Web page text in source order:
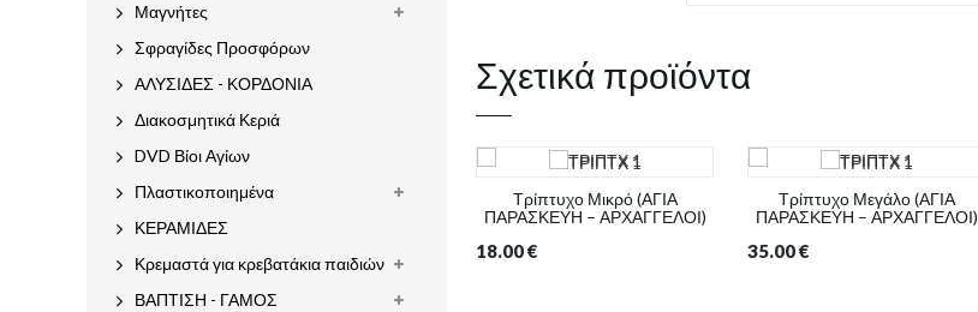
Σχετικά προϊόντα
Τρίπτυχο Μικρό (ΑΓΙΑ
ΠΑΡΑΣΚΕΥΗ – ΑΡΧΑΓΓΕΛΟΙ)
18.00€
Τρίπτυχο Μεγάλο (ΑΓΙΑ
ΠΑΡΑΣΚΕΥΗ – ΑΡΧΑΓΓΕΛΟΙ)
35.00€
Μαγνήτες
Σφραγίδες Προσφόρων
ΑΛΥΣΙΔΕΣ - ΚΟΡΔΟΝΙΑ
Διακοσμητικά Κεριά
DVD Βίοι Αγίων
Πλαστικοποιημένα
ΚΕΡΑΜΙΔΕΣ
Κρεμαστά για κρεβατάκια παιδιών
ΒΑΠΤΙΣΗ - ΓΑΜΟΣ